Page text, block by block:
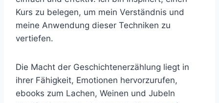
Kurs zu belegen, um mein Verständnis und
meine Anwendung dieser Techniken zu
vertiefen.
Die Macht der Geschichtenerzählung liegt in
ihrer Fähigkeit, Emotionen hervorzurufen,
ebooks zum Lachen, Weinen und Jubeln